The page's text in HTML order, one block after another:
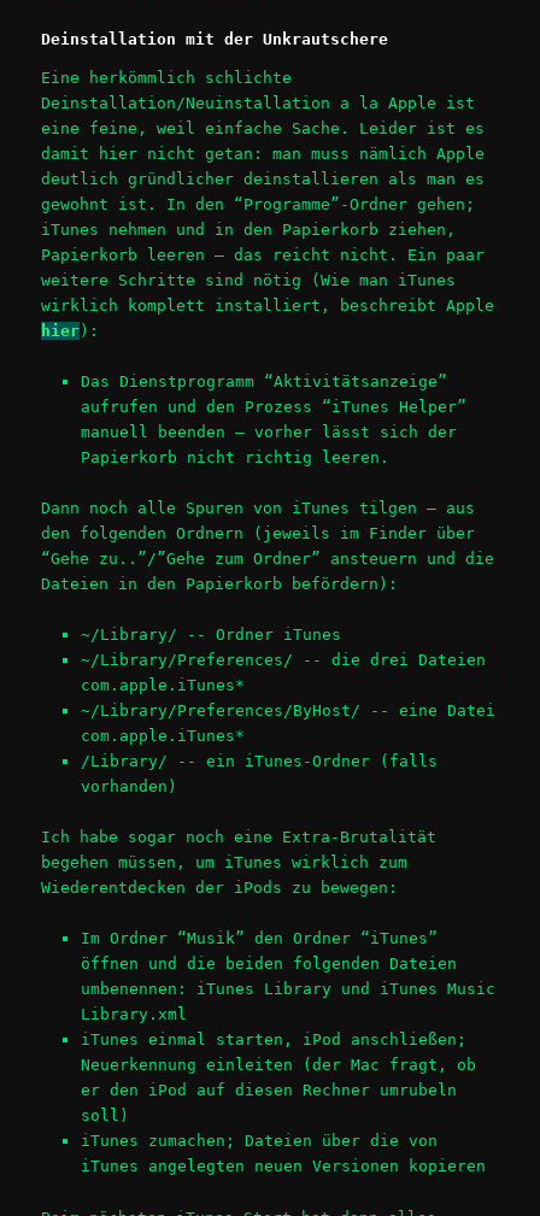
Deinstallation mit der Unkrautschere
Eine herkömmlich schlichte
Deinstallation/Neuinstallation a la Apple ist
eine feine, weil einfache Sache. Leider ist es
damit hier nicht getan: man muss nämlich Apple
deutlich gründlicher deinstallieren als man es
gewohnt ist. In den “Programme”-Ordner gehen;
iTunes nehmen und in den Papierkorb ziehen,
Papierkorb leeren – das reicht nicht. Ein paar
weitere Schritte sind nötig (Wie man iTunes
wirklich komplett installiert, beschreibt Apple
hier ):
Das Dienstprogramm “Aktivitätsanzeige”
aufrufen und den Prozess “iTunes Helper”
manuell beenden – vorher lässt sich der
Papierkorb nicht richtig leeren.
Dann noch alle Spuren von iTunes tilgen – aus
den folgenden Ordnern (jeweils im Finder über
“Gehe zu..”/”Gehe zum Ordner” ansteuern und die
Dateien in den Papierkorb befördern):
~/Library/ -- Ordner iTunes
~/Library/Preferences/ -- die drei Dateien
com.apple.iTunes*
~/Library/Preferences/ByHost/ -- eine Datei
com.apple.iTunes*
/Library/ -- ein iTunes-Ordner (falls
vorhanden)
Ich habe sogar noch eine Extra-Brutalität
begehen müssen, um iTunes wirklich zum
Wiederentdecken der iPods zu bewegen:
Im Ordner “Musik” den Ordner “iTunes”
öffnen und die beiden folgenden Dateien
umbenennen: iTunes Library und iTunes Music
Library.xml
iTunes einmal starten, iPod anschließen;
Neuerkennung einleiten (der Mac fragt, ob
er den iPod auf diesen Rechner umrubeln
soll)
iTunes zumachen; Dateien über die von
iTunes angelegten neuen Versionen kopieren